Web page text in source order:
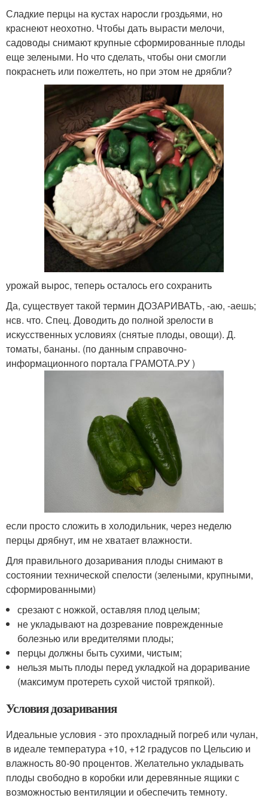
Сладкие перцы на кустах наросли гроздьями, но
краснеют неохотно. Чтобы дать вырасти мелочи,
садоводы снимают крупные сформированные плоды
еще зелеными. Но что сделать, чтобы они смогли
покраснеть или пожелтеть, но при этом не дрябли?
урожай вырос, теперь осталось его сохранить
Да, существует такой термин ДОЗАРИВАТЬ, -аю, -аешь;
нсв. что. Спец. Доводить до полной зрелости в
искусственных условиях (снятые плоды, овощи). Д.
томаты, бананы. (по данным справочно-
информационного портала ГРАМОТА.РУ )
если просто сложить в холодильник, через неделю
перцы дрябнут, им не хватает влажности.
Для правильного дозаривания плоды снимают в
состоянии технической спелости (зелеными, крупными,
сформированными)
срезают с ножкой, оставляя плод целым;
не укладывают на дозревание поврежденные
болезнью или вредителями плоды;
перцы должны быть сухими, чистым;
нельзя мыть плоды перед укладкой на дораривание
(максимум протереть сухой чистой тряпкой).
Условия дозаривания
Идеальные условия - это прохладный погреб или чулан,
в идеале температура +10, +12 градусов по Цельсию и
влажность 80-90 процентов. Желательно укладывать
плоды свободно в коробки или деревянные ящики с
возможностью вентиляции и обеспечить темноту.